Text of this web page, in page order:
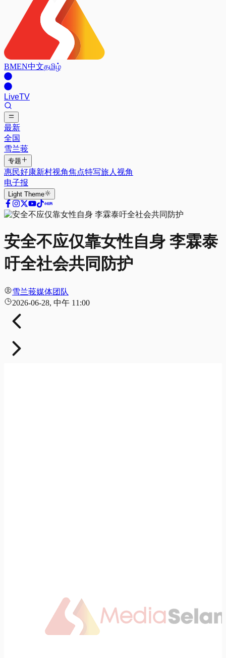
BMEN中文தமிழ்
LiveTV
最新
全国
雪兰莪
专题
惠民好康新村视角焦点特写旅人视角
电子报
Light Theme
安全不应仅靠女性自身 李霖泰
吁全社会共同防护
雪兰莪媒体团队
2026-06-28, 中午 11:00